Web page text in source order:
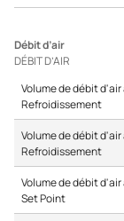
Débit d’air
DÉBIT D’AIR
Volume de débit
Refroidissement
Volume de débit d'air
Refroidissement
Volume de débit
Set Point